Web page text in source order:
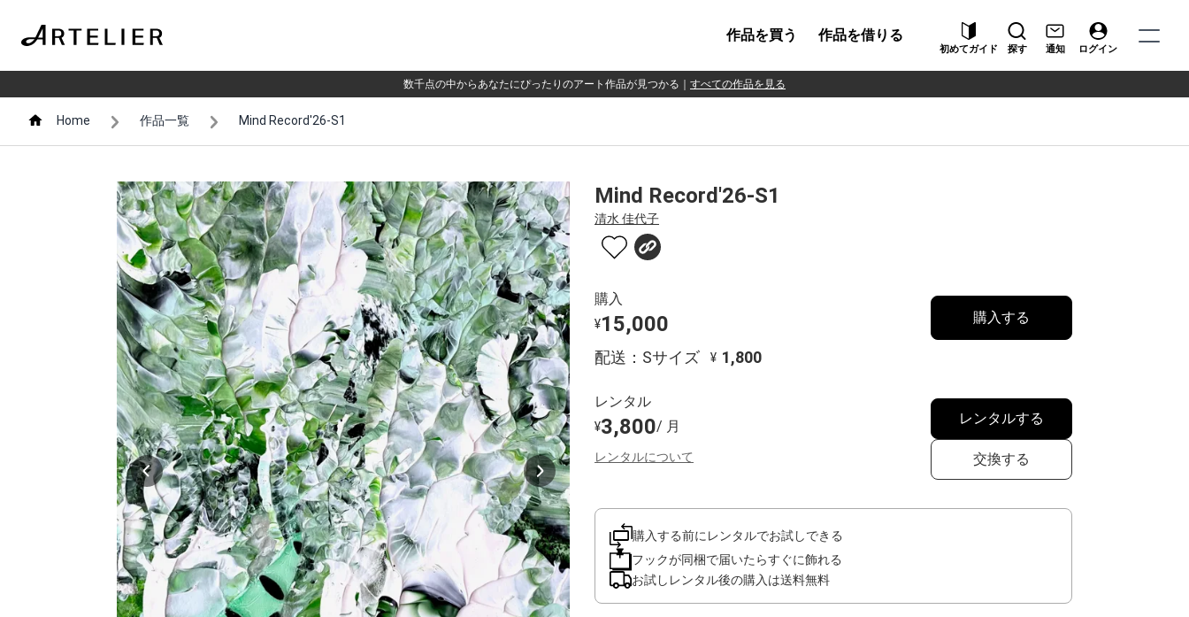
作品を買う 作品を借りる
初めてガイド 探す 通知 ログイン
数千点の中からあなたにぴったりのアート作品が見つかる すべての作品を見る
Home 作品一覧 Mind Record'26-S1
Mind Record'26-S1
清水 佳代子
購入
¥15,000
配送：Sサイズ ¥ 1,800
購入する
レンタル
¥3,800/ 月
レンタルについて
レンタルする
交換する
購入する前にレンタルでお試しできる
フックが同梱で届いたらすぐに飾れる
お試しレンタル後の購入は送料無料